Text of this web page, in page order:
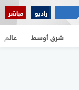
راديو مباشر
شرق أوسط عالم